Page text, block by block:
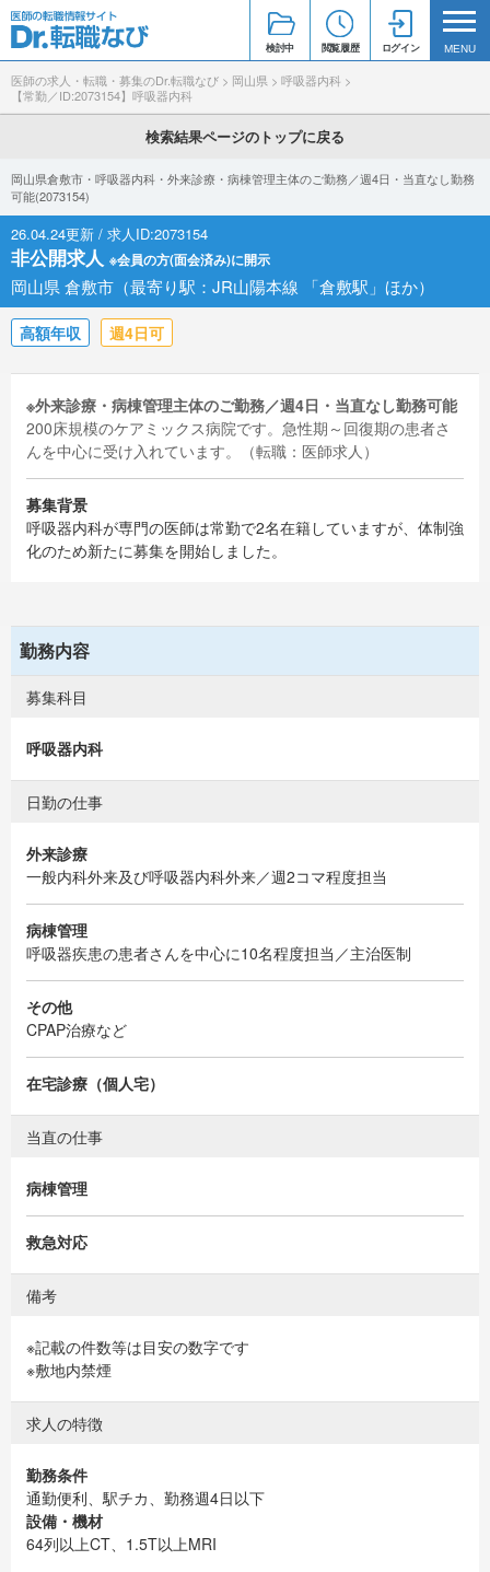
検討中 閲覧履歴 ログイン MENU
医師の求人・転職・募集のDr.転職なび > 岡山県 > 呼吸器内科 >
【常勤／ID:2073154】呼吸器内科
検索結果ページのトップに戻る
岡山県倉敷市・呼吸器内科・外来診療・病棟管理主体のご勤務／週4日・当直なし勤務
可能(2073154)
26.04.24更新 / 求人ID:2073154
非公開求人 ※会員の方(面会済み)に開示
岡山県 倉敷市（最寄り駅：JR山陽本線 「倉敷駅」ほか）
高額年収 週4日可
※外来診療・病棟管理主体のご勤務／週4日・当直なし勤務可能
200床規模のケアミックス病院です。急性期～回復期の患者さ
んを中心に受け入れています。（転職：医師求人）
募集背景
呼吸器内科が専門の医師は常勤で2名在籍していますが、体制強
化のため新たに募集を開始しました。
勤務内容
募集科目
呼吸器内科
日勤の仕事
外来診療
一般内科外来及び呼吸器内科外来／週2コマ程度担当
病棟管理
呼吸器疾患の患者さんを中心に10名程度担当／主治医制
その他
CPAP治療など
在宅診療（個人宅）
当直の仕事
病棟管理
救急対応
備考
※記載の件数等は目安の数字です
※敷地内禁煙
求人の特徴
勤務条件
通勤便利、駅チカ、勤務週4日以下
設備・機材
64列以上CT、1.5T以上MRI